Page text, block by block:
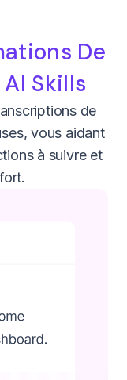
De
AI Skills
de
vous aidant
à suivre et